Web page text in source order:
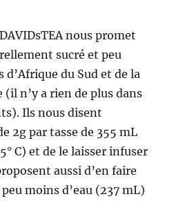
nous promet
sucré et peu
d’Afrique du Sud et de la
(il n’y a rien de plus dans
Ils nous disent
2g par tasse de 355 mL
C) et de le laisser infuser
aussi d’en faire
moins d’eau (237 mL)